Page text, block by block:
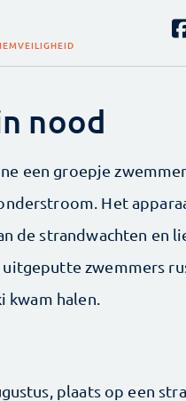
VEILIGHEID
nood
een groepje
Het
de strandwachten en
uitgeputte zwemmers
halen.
plaats op een